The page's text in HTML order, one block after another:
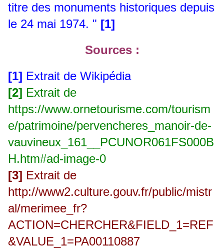
titre des monuments historiques depuis
le 24 mai 1974. " [1]
Sources :
[1] Extrait de Wikipédia
[2] Extrait de
https://www.ornetourisme.com/tourism
e/patrimoine/pervencheres_manoir-de-
vauvineux_161__PCUNOR061FS000B
H.htm#ad-image-0
[3] Extrait de
http://www2.culture.gouv.fr/public/mistr
al/merimee_fr?
ACTION=CHERCHER&FIELD_1=REF
&VALUE_1=PA00110887